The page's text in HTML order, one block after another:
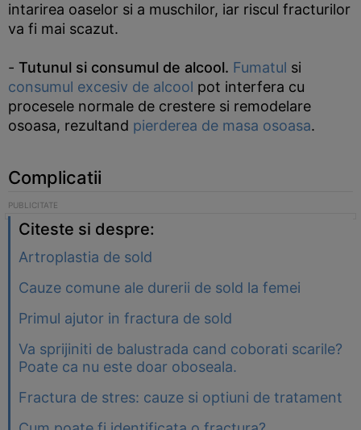
intarirea oaselor si a muschilor, iar riscul fracturilor
va fi mai scazut.
- Tutunul si consumul de alcool. Fumatul si
consumul excesiv de alcool pot interfera cu
procesele normale de crestere si remodelare
osoasa, rezultand pierderea de masa osoasa.
Complicatii
Citeste si despre:
Artroplastia de sold
Cauze comune ale durerii de sold la femei
Primul ajutor in fractura de sold
Va sprijiniti de balustrada cand coborati scarile?
Poate ca nu este doar oboseala.
Fractura de stres: cauze si optiuni de tratament